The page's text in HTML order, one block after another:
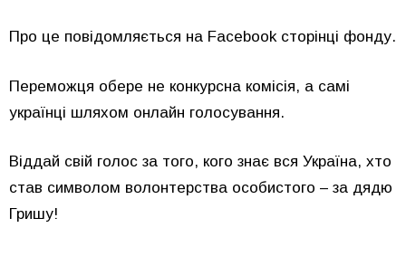
Про це повідомляється на Facebook сторінці фонду.
Переможця обере не конкурсна комісія, а самі
українці шляхом онлайн голосування.
Віддай свій голос за того, кого знає вся Україна, хто
став символом волонтерства особистого – за дядю
Гришу!